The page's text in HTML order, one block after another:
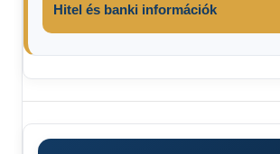
Hitel és banki információk
hírek
0-24